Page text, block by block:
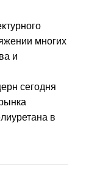
многих
и
сегодня
в